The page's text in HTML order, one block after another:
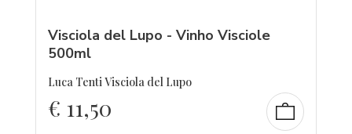
Visciola del Lupo - Vinho Visciole
500ml
Luca Tenti Visciola del Lupo
€ 11,50